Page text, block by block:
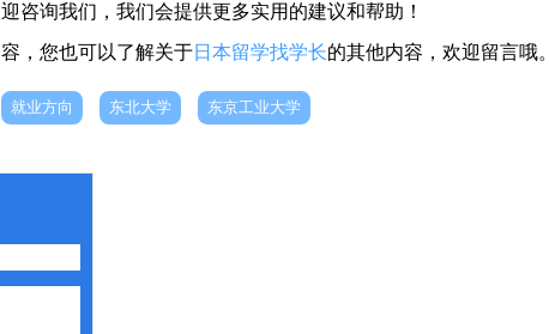
咨询我们，我们会提供更多实用的建议和帮助！
，您也可以了解关于日本留学找学长的其他内容，欢迎留言哦。
就业方向 东北大学 东京工业大学